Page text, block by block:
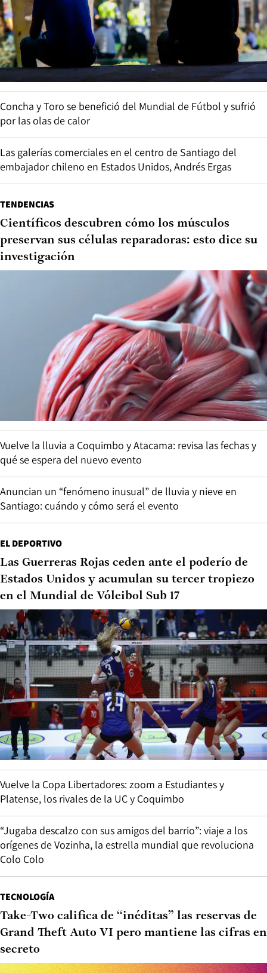
Concha y Toro se benefició del Mundial de Fútbol y sufrió
por las olas de calor
Las galerías comerciales en el centro de Santiago del
embajador chileno en Estados Unidos, Andrés Ergas
TENDENCIAS
Científicos descubren cómo los músculos
preservan sus células reparadoras: esto dice su
investigación
Vuelve la lluvia a Coquimbo y Atacama: revisa las fechas y
qué se espera del nuevo evento
Anuncian un “fenómeno inusual” de lluvia y nieve en
Santiago: cuándo y cómo será el evento
EL DEPORTIVO
Las Guerreras Rojas ceden ante el poderío de
Estados Unidos y acumulan su tercer tropiezo
en el Mundial de Vóleibol Sub 17
Vuelve la Copa Libertadores: zoom a Estudiantes y
Platense, los rivales de la UC y Coquimbo
“Jugaba descalzo con sus amigos del barrio”: viaje a los
orígenes de Vozinha, la estrella mundial que revoluciona
Colo Colo
TECNOLOGÍA
Take-Two califica de “inéditas” las reservas de
Grand Theft Auto VI pero mantiene las cifras en
secreto